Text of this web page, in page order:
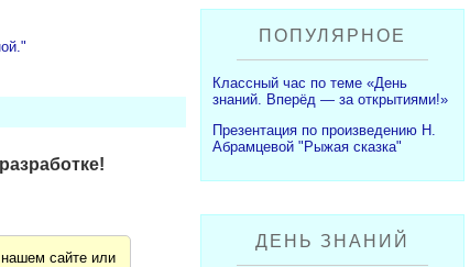
сайте или
ПОПУЛЯРНОЕ
Классный час по теме «День
знаний. Вперёд — за открытиями!»
Презентация по произведению Н.
Абрамцевой "Рыжая сказка"
ДЕНЬ ЗНАНИЙ